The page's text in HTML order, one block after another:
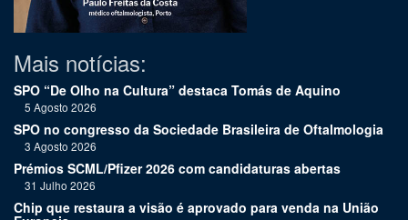
Mais notícias:
SPO “De Olho na Cultura” destaca Tomás de Aquino
5 Agosto 2026
SPO no congresso da Sociedade Brasileira de Oftalmologia
3 Agosto 2026
Prémios SCML/Pfizer 2026 com candidaturas abertas
31 Julho 2026
Chip que restaura a visão é aprovado para venda na União